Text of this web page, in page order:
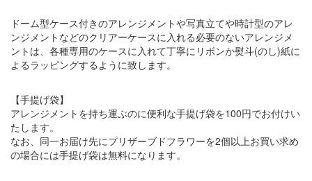
ドーム型ケース付きのアレンジメントや写真立てや時計型のアレ
ンジメントなどのクリアーケースに入れる必要のないアレンジメ
ントは、各種専用のケースに入れて丁寧にリボンか熨斗(のし)紙に
よるラッピングするように致します。
【手提げ袋】
アレンジメントを持ち運ぶのに便利な手提げ袋を100円でお付けい
たします。
なお、同一お届け先にプリザーブドフラワーを2個以上お買い求め
の場合には手提げ袋は無料になります。